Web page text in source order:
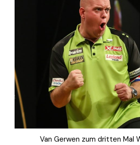
Van Gerwen zum dritten Mal